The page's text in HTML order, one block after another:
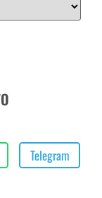
Telegram